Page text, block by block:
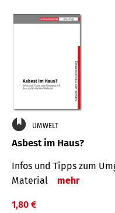
UMWELT
Asbest im Haus?
Infos und Tipps zum
Mate­rial
mehr
1,80 €